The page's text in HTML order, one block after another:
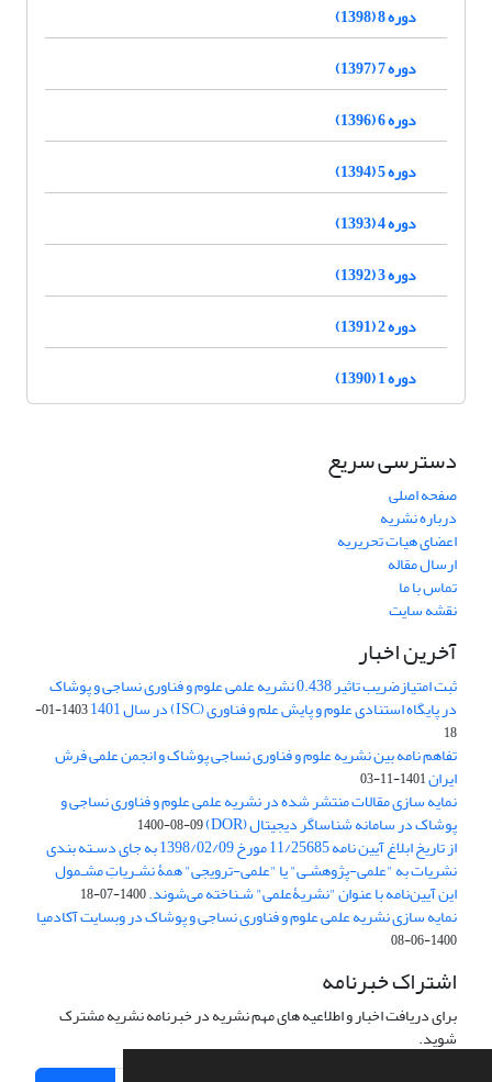
دوره 8 (1398)
دوره 7 (1397)
دوره 6 (1396)
دوره 5 (1394)
دوره 4 (1393)
دوره 3 (1392)
دوره 2 (1391)
دوره 1 (1390)
دسترسی سریع
صفحه اصلی
درباره نشریه
اعضای هیات تحریریه
ارسال مقاله
تماس با ما
نقشه سایت
آخرین اخبار
ثبت امتیازضریب تاثیر 0.438 نشریه علمی علوم و فناوری نساجی و پوشاک
در پایگاه استنادی علوم و پایش علم و فناوری (ISC) در سال 1401
1403-01-
18
تفاهم نامه بین نشریه علوم و فناوری نساجی پوشاک و انجمن علمی فرش
ایران1401-11-03
نمایه سازی مقالات منتشر شده در نشریه علمی علوم و فناوری نساجی و
پوشاک در سامانه شناساگر دیجیتال (DOR) 1400-08-09
از تاریخ ابلاغ آیین نامه 11/25685 مورخ 1398/02/09 به جای دسـته بندی
نشریات به "علمی-پژوهشـی" یا "علمی-ترویجی" همۀ نشـریاتِ مشـمول
این آیین‌نامه با عنوان "نشریۀعلمی" شـناخته می‌شوند.1400-07-18
نمایه سازی نشریه علمی علوم و فناوری نساجی و پوشاک در وبسایت آکادمیا
1400-06-08
اشتراک خبرنامه
برای دریافت اخبار و اطلاعیه های مهم نشریه در خبرنامه نشریه مشترک
شوید.